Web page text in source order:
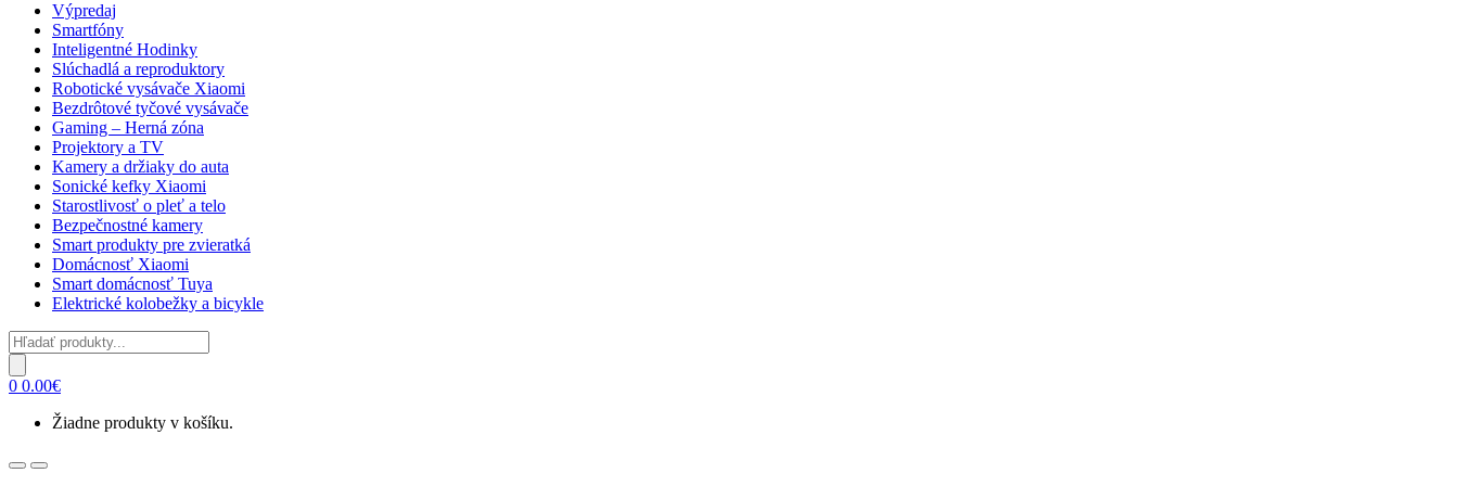
Výpredaj
Smartfóny
Inteligentné Hodinky
Slúchadlá a reproduktory
Robotické vysávače Xiaomi
Bezdrôtové tyčové vysávače
Gaming – Herná zóna
Projektory a TV
Kamery a držiaky do auta
Sonické kefky Xiaomi
Starostlivosť o pleť a telo
Bezpečnostné kamery
Smart produkty pre zvieratká
Domácnosť Xiaomi
Smart domácnosť Tuya
Elektrické kolobežky a bicykle
Products
search
0 0.00€
Žiadne produkty v košíku.
OpenClose